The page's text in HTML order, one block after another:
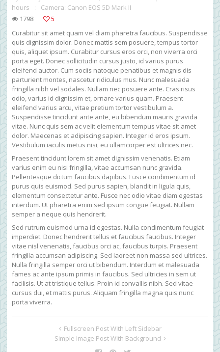
hours
Camera: Canon EOS 5D Mark II
1798
5
Curabitur sit amet quam vel diam pharetra faucibus. Suspendisse
quis dignissim dolor. Donec mattis sem posuere, tempus tortor
quis, aliquet ipsum. Curabitur cursus eros orci, non viverra orci
porta eget. Donec sollicitudin cursus justo, id varius purus
eleifend auctor. Cum sociis natoque penatibus et magnis dis
parturient montes, nascetur ridiculus mus. Nunc malesuada
fringilla nibh vel sodales. Nullam nec posuere ante. Cras risus
odio, varius id dignissim et, ornare varius quam. Praesent
eleifend varius arcu, vitae pretium tortor vestibulum a.
Suspendisse tincidunt ante ante, eu bibendum mauris gravida
vitae. Nunc quis sem ac velit elementum tempus vitae sit amet
dolor. Maecenas et adipiscing sapien. Integer id eros ipsum.
Vestibulum iaculis metus nisi, eu ullamcorper est ultrices nec.
Praesent tincidunt lorem sit amet dignissim venenatis. Etiam
varius enim eu nisi fringilla, vitae accumsan nunc gravida.
Pellentesque dictum faucibus dapibus. Fusce condimentum id
purus quis euismod. Sed purus sapien, blandit in ligula quis,
elementum consectetur ante. Fusce nec odio vitae diam egestas
interdum. Ut pharetra enim sed ipsum congue feugiat. Nullam
semper a neque quis hendrerit.
Sed rutrum euismod urna id egestas. Nulla condimentum feugiat
imperdiet. Donec hendrerit tellus et faucibus faucibus. Integer
vitae nisl venenatis, faucibus orci ac, faucibus turpis. Praesent
fringilla accumsan adipiscing. Sed laoreet non massa sed ultrices.
Nulla fringilla semper orci ut bibendum. Interdum et malesuada
fames ac ante ipsum primis in faucibus. Sed ultricies in sem ut
facilisis. Ut at tristique tellus. Proin id convallis nibh. Sed vitae
cursus dui, et mattis purus. Aliquam fringilla magna quis nunc
porta viverra.
Fullscreen Post With Left Sidebar
Simple Image Post With Background